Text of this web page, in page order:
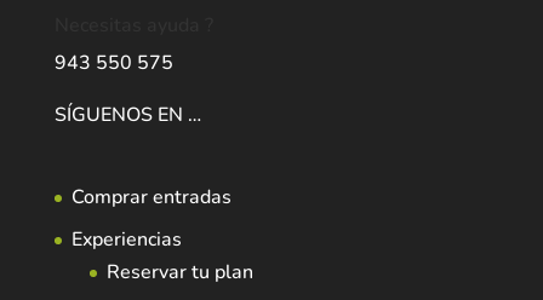
943 550 575
SÍGUENOS EN …
Comprar entradas
Experiencias
Reservar tu plan